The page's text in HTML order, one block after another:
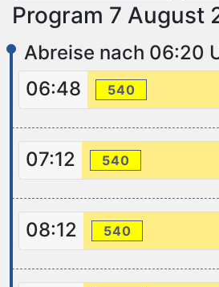
Program 7 August
Abreise nach 06:20
06:48
540
07:12 540
08:12 540